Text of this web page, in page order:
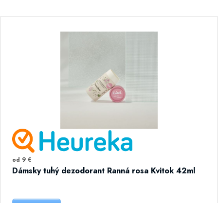
od 9 €
Dámsky tuhý dezodorant Ranná rosa Kvitok 42ml